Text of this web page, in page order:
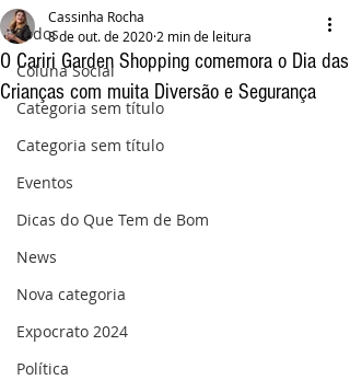
Todos
Coluna Social
Categoria sem título
Categoria sem título
Eventos
Dicas do Que Tem de Bom
News
Nova categoria
Expocrato 2024
Política
O Cariri Garden Shopping comemora o Dia das
Crianças com muita Diversão e Segurança
Cassinha Rocha
8 de out. de 2020 2 min de leitura